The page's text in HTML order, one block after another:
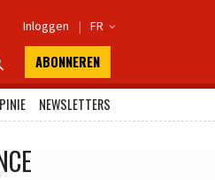
Inloggen | FR 
ABONNEREN
NEWSLETTERS